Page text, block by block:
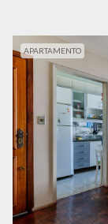
APARTAMENTO